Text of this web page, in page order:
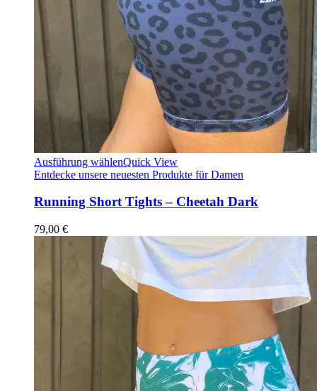
Ausführung wählenQuick View
Entdecke unsere neuesten Produkte für Damen
Running Short Tights – Cheetah Dark
79,00 €